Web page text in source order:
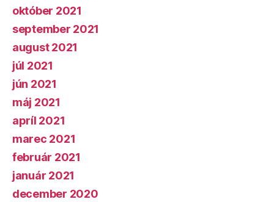
október 2021
september 2021
august 2021
júl 2021
jún 2021
máj 2021
apríl 2021
marec 2021
február 2021
január 2021
december 2020